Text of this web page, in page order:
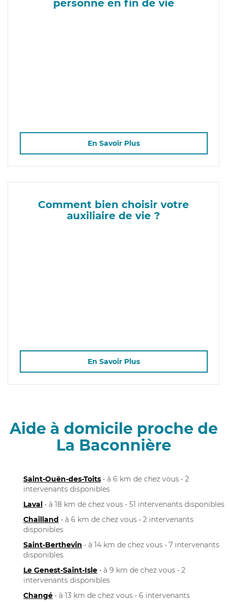
personne en fin de vie
En Savoir Plus
Comment bien choisir votre
auxiliaire de vie ?
En Savoir Plus
Aide à domicile proche de
La Baconnière
Saint-Ouën-des-Toits • à 6 km de chez vous • 2
intervenants disponibles
Laval • à 18 km de chez vous • 51 intervenants disponibles
Chailland • à 6 km de chez vous • 2 intervenants
disponibles
Saint-Berthevin • à 14 km de chez vous • 7 intervenants
disponibles
Le Genest-Saint-Isle • à 9 km de chez vous • 2
intervenants disponibles
Changé • à 13 km de chez vous • 6 intervenants